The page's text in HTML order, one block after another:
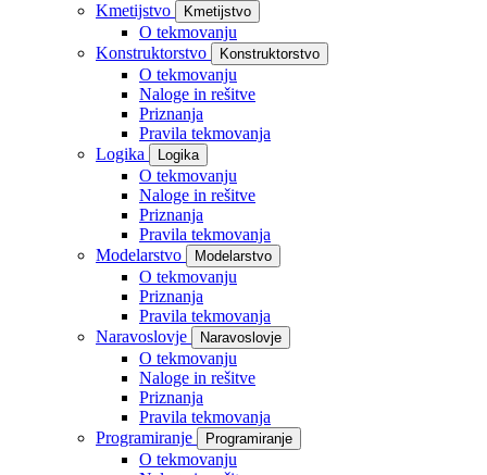
Kmetijstvo
Kmetijstvo
O tekmovanju
Konstruktorstvo
Konstruktorstvo
O tekmovanju
Naloge in rešitve
Priznanja
Pravila tekmovanja
Logika
Logika
O tekmovanju
Naloge in rešitve
Priznanja
Pravila tekmovanja
Modelarstvo
Modelarstvo
O tekmovanju
Priznanja
Pravila tekmovanja
Naravoslovje
Naravoslovje
O tekmovanju
Naloge in rešitve
Priznanja
Pravila tekmovanja
Programiranje
Programiranje
O tekmovanju